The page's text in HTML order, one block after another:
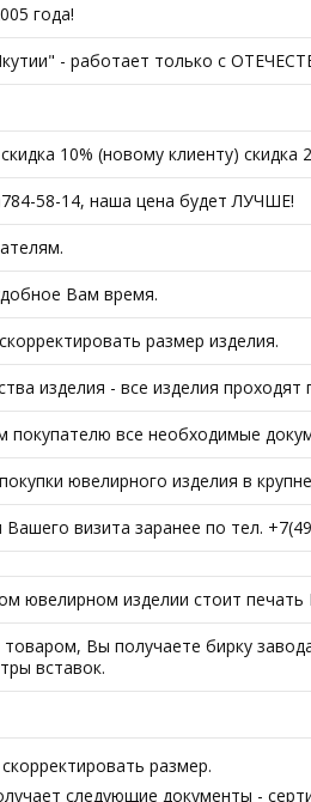
года!
- работает только с
10% (новому клиенту)
58-14, наша цена будет ЛУЧШЕ!
Вам время.
размер изделия.
изделия - все изделия
покупателю все необходимые
ювелирного изделия в
визита заранее по тел.
ювелирном изделии стоит
Вы получаете бирку
вставок.
размер.
следующие документы -